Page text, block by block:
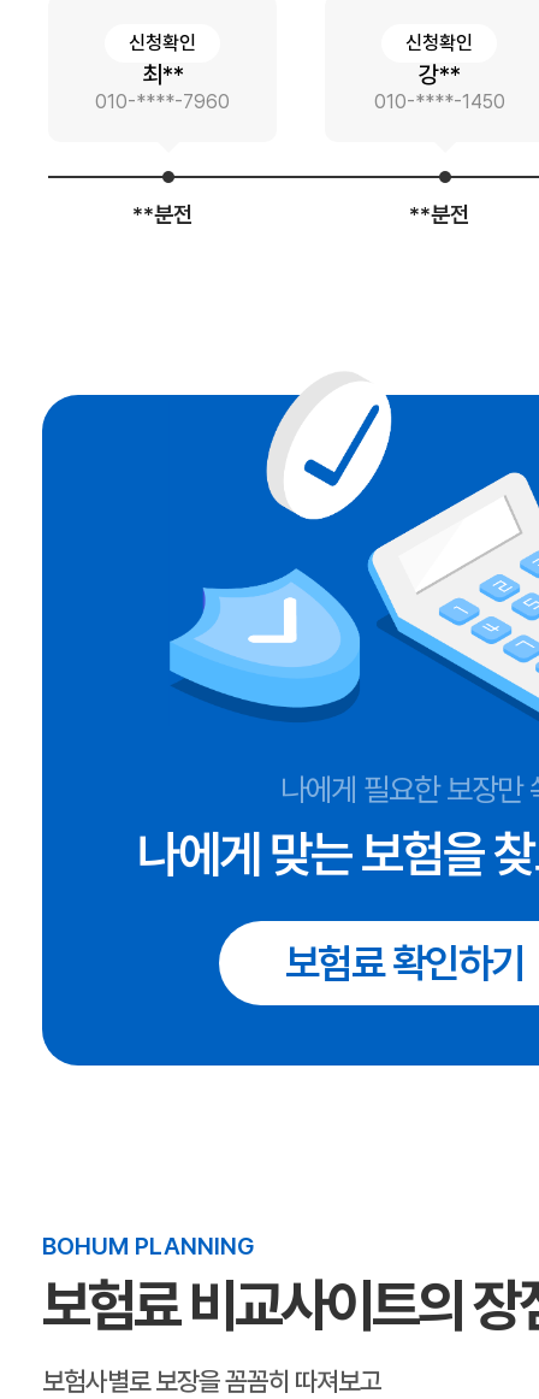
신청확인
010-****-1450
**분전
신청확인
010-****-
**분전
나에게 필요한 보장만
나에게 맞는 보험을
보험료 확인하기
BOHUM PLANNING
보험료 비교사이트의 장
보험사별로 보장을 꼼꼼히 따져보고